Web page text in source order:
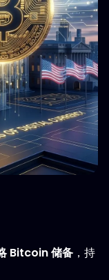
Bitcoin 储备 ，持